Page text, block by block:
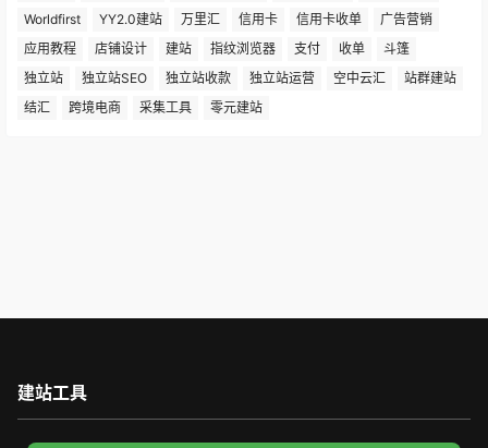
Worldfirst
YY2.0建站 万里汇 信用卡 信用卡收单
广告营销
应用教程
店铺设计 建站 指纹浏览器 支付 收单
斗篷
独立站
独立站SEO 独立站收款 独立站运营 空中云汇
站群建站
结汇
跨境电商 采集工具 零元建站
建站工具